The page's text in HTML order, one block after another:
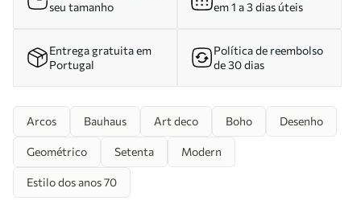
seu tamanho
em 1 a 3 dias úteis
Entrega gratuita em
Portugal
Política de reembolso
de 30 dias
Arcos Bauhaus Art deco Boho Desenho
Geométrico Setenta Modern
Estilo dos anos 70